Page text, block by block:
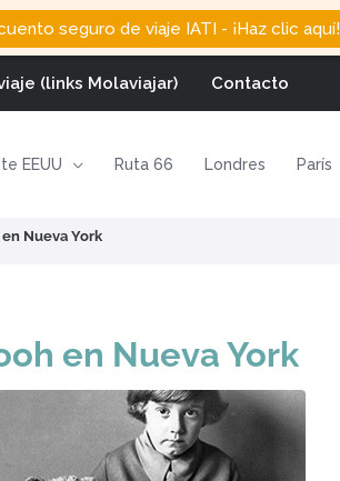
seguro de viaje IATI - ¡Haz clic aquí!
(links Molaviajar) Contacto
EEUU Ruta 66 Londres París
Nueva York
en Nueva York